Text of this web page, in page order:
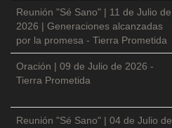
Reunión "Sé Sano" | 11 de Julio de
2026 | Generaciones alcanzadas
por la promesa - Tierra Prometida
Oración | 09 de Julio de 2026 -
Tierra Prometida
Reunión "Sé Sano" | 04 de Julio de